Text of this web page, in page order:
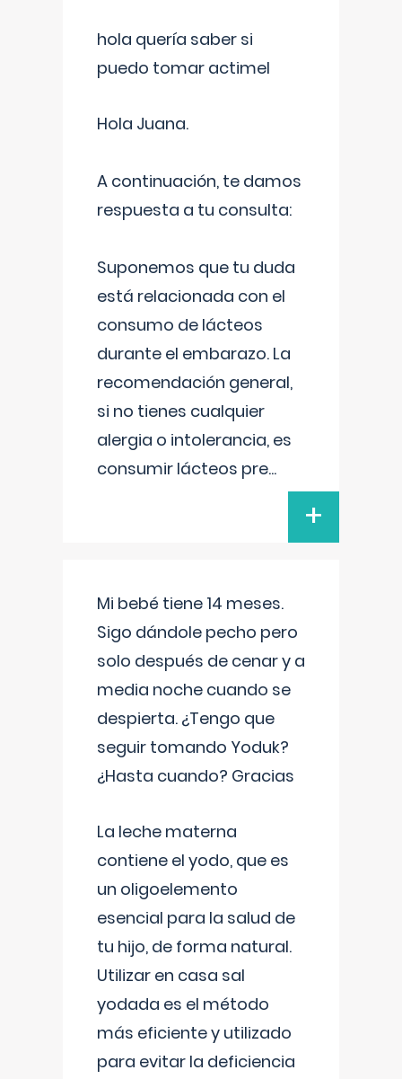
hola quería saber si
puedo tomar actimel
Hola Juana.
A continuación, te damos
respuesta a tu consulta:
Suponemos que tu duda
está relacionada con el
consumo de lácteos
durante el embarazo. La
recomendación general,
si no tienes cualquier
alergia o intolerancia, es
consumir lácteos pre...
+
Mi bebé tiene 14 meses.
Sigo dándole pecho pero
solo después de cenar y a
media noche cuando se
despierta. ¿Tengo que
seguir tomando Yoduk?
¿Hasta cuando? Gracias
La leche materna
contiene el yodo, que es
un oligoelemento
esencial para la salud de
tu hijo, de forma natural.
Utilizar en casa sal
yodada es el método
más eficiente y utilizado
para evitar la deficiencia